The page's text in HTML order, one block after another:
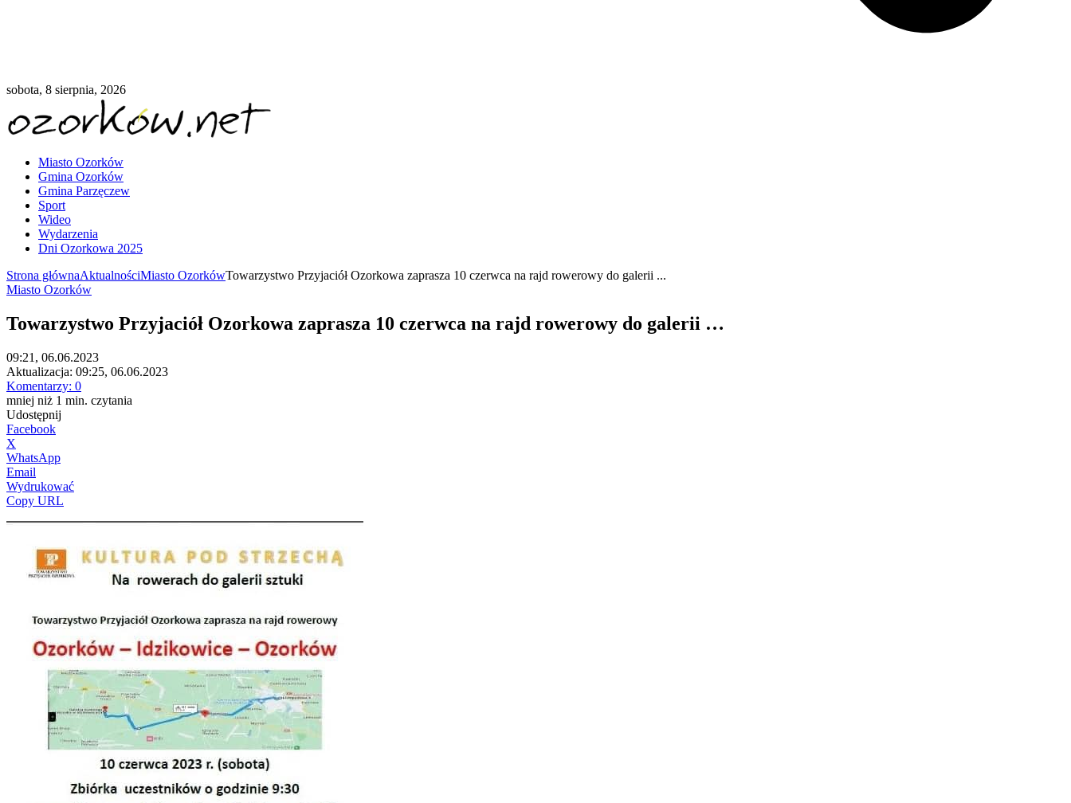
sobota, 8 sierpnia, 2026
Miasto Ozorków
Gmina Ozorków
Gmina Parzęczew
Sport
Wideo
Wydarzenia
Dni Ozorkowa 2025
Strona głównaAktualnościMiasto OzorkówTowarzystwo Przyjaciół Ozorkowa zaprasza 10 czerwca na rajd rowerowy do galerii ...
Miasto Ozorków
Towarzystwo Przyjaciół Ozorkowa zaprasza 10 czerwca na rajd rowerowy do galerii …
09:21, 06.06.2023
Aktualizacja: 09:25, 06.06.2023
Komentarzy: 0
mniej niż 1 min. czytania
Udostępnij
Facebook
X
WhatsApp
Email
Wydrukować
Copy URL